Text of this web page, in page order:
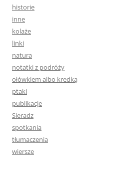
historie
inne
kolaże
linki
natura
notatki z podróży
ołówkiem albo kredką
ptaki
publikacje
Sieradz
spotkania
tłumaczenia
wiersze